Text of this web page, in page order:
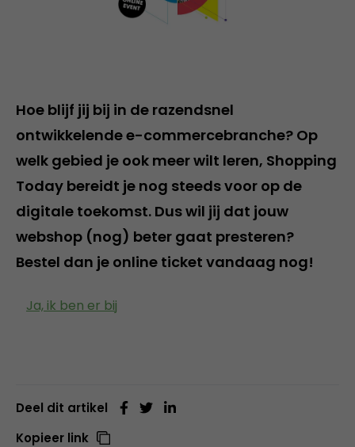
Hoe blijf jij bij in de razendsnel
ontwikkelende e-commercebranche? Op
welk gebied je ook meer wilt leren, Shopping
Today bereidt je nog steeds voor op de
digitale toekomst. Dus wil jij dat jouw
webshop (nog) beter gaat presteren?
Bestel dan je online ticket vandaag nog!
Ja, ik ben er bij
Deel dit artikel
Kopieer link